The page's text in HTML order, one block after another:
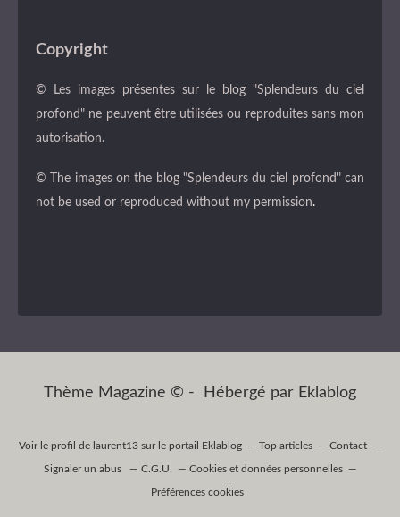
Copyright
© Les images présentes sur le blog "Splendeurs du ciel
profond" ne peuvent être utilisées ou reproduites sans mon
autorisation.
© The images on the blog "Splendeurs du ciel profond" can
not be used or reproduced without my permission.
Thème Magazine © - Hébergé par Eklablog
Voir le profil de laurent13 sur le portail Eklablog Top articles Contact
Signaler un abus C.G.U. Cookies et données personnelles
Préférences cookies